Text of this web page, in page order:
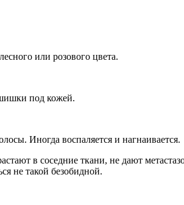
или розового цвета.
под кожей.
Иногда воспаляется и нагнаивается.
в соседние ткани, не дают
не такой безобидной.